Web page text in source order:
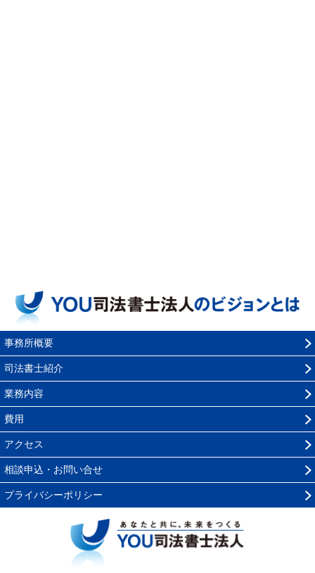
事務所概要
司法書士紹介
業務内容
費用
アクセス
相談申込・お問い合せ
プライバシーポリシー